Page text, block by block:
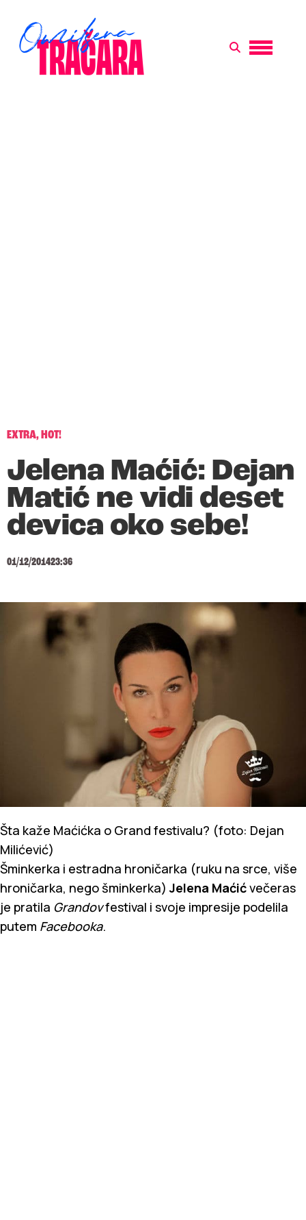
EXTRA,HOT!
Jelena Maćić: Dejan
Matić ne vidi deset
devica oko sebe!
01/12/201423:36
Šta kaže Maćićka o Grand festivalu? (foto: Dejan
Milićević)
Šminkerka i estradna hroničarka (ruku na srce, više
hroničarka, nego šminkerka)Jelena Maćićvečeras
je pratila Grandovfestival i svoje impresije podelila
putem Facebooka.